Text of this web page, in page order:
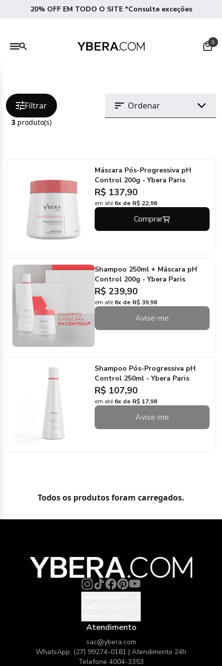
20% OFF EM TODO O SITE *Consulte exceções
0
Filtrar
3 produto(s)
Máscara Pós-Progressiva pH
Control 200g - Ybera Paris
R$ 137,90
em até 6x de R$ 22,98
Comprar
Shampoo 250ml + Máscara pH
Control 200g - Ybera Paris
R$ 239,90
em até 6x de R$ 39,98
Avise-me
Shampoo Pós-Progressiva pH
Control 250ml - Ybera Paris
R$ 107,90
em até 6x de R$ 17,98
Avise-me
Todos os produtos foram carregados.
Atendimento
sac@ybera.com
WhatsApp: (27) 99274-0181 | Atendimento 24h
Telefone 4004-3353